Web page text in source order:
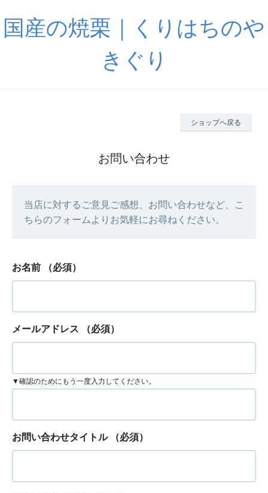
国産の焼栗｜くりはちのや
きぐり
ショップへ戻る
お問い合わせ
当店に対するご意見ご感想、お問い合わせなど、こ
ちらのフォームよりお気軽にお尋ねください。
お名前 （必須）
メールアドレス （必須）
▼確認のためにもう一度入力してください。
お問い合わせタイトル （必須）